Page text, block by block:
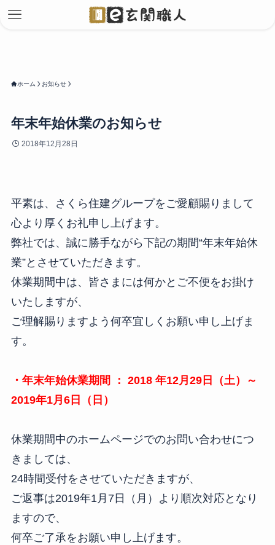
ホーム お知らせ
年末年始休業のお知らせ
2018年12月28日
平素は、さくら住建グループをご愛顧賜りまして
心より厚くお礼申し上げます。
弊社では、誠に勝手ながら下記の期間“年末年始休
業”とさせていただきます。
休業期間中は、皆さまには何かとご不便をお掛け
いたしますが、
ご理解賜りますよう何卒宜しくお願い申し上げま
す。
・年末年始休業期間 ： 2018 年12月29日（土）～
2019年1月6日（日）
休業期間中のホームページでのお問い合わせにつ
きましては、
24時間受付をさせていただきますが、
ご返事は2019年1月7日（月）より順次対応となり
ますので、
何卒ご了承をお願い申し上げます。